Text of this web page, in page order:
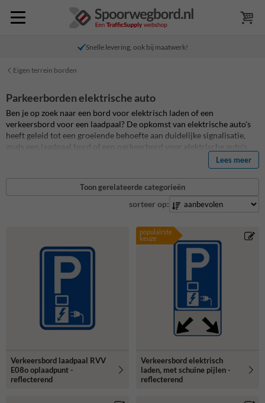
Snelle levering, ook bij maatwerk!
Eigen terrein borden
Parkeerborden elektrische auto
Ben je op zoek naar een bord voor elektrisch laden of een
verkeersbord voor een laadpaal? De opkomst van elektrische auto's
heeft geleid tot een groeiende behoefte aan duidelijke signalisatie,
zoals een laadpaal bord of een parkeerbord voor elektrische auto's.
Deze borden spelen een cruciale rol in het stroomlijnen van het
opladen van elektrische voertuigen. In onze webshop vind je een
ongekend breed assortiment borden voor het opladen van elektrische
voertuigen die bijdragen aan een efficiënte en overzichtelijke
Heb je één of meerdere oplaadpunten (laadpalen)
voor de juiste laadpaal borden bij uw oplaadpunten voor elektrische
auto's. Zodat bezoekers, bewoners of medewerkers de oplaadpunten
eenvoudig kunnen vinden. Bestel een standaard parkeerbord
elektrische auto of laadpaal bord of bewerk eenvoudig één van de
onderstaande verkeersborden elektrische auto.
Lees meer
Toon gerelateerde categorieën
sorteer op:
Verkeersbord laadpaal RVV
E08o oplaadpunt -
reflecterend
populairste
keuze
Verkeersbord elektrisch
laden, met schuine pijlen -
reflecterend